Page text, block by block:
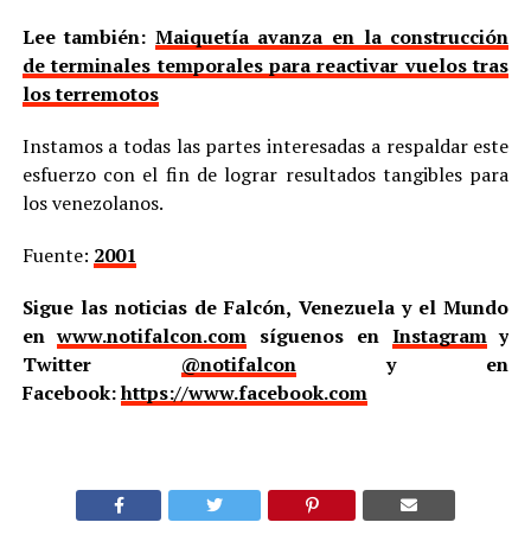
Lee también: Maiquetía avanza en la construcción
de terminales temporales para reactivar vuelos tras
los terremotos
Instamos a todas las partes interesadas a respaldar este
esfuerzo con el fin de lograr resultados tangibles para
los venezolanos.
Fuente: 2001
Sigue las noticias de Falcón, Venezuela y el Mundo
enwww.notifalcon.com síguenos en Instagramy
Twitter @notifalcony en
Facebook:https://www.facebook.com